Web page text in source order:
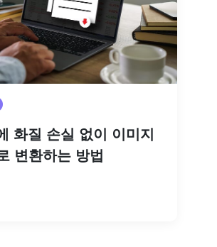
화질 손실 없이 이미지
변환하는 방법